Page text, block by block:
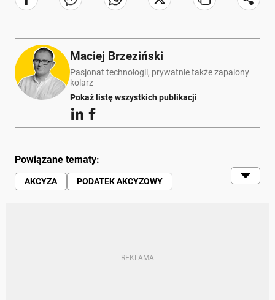
Maciej Brzeziński
Pasjonat technologii, prywatnie także zapalony
kolarz
Pokaż listę wszystkich publikacji
Powiązane tematy:
AKCYZA
PODATEK AKCYZOWY